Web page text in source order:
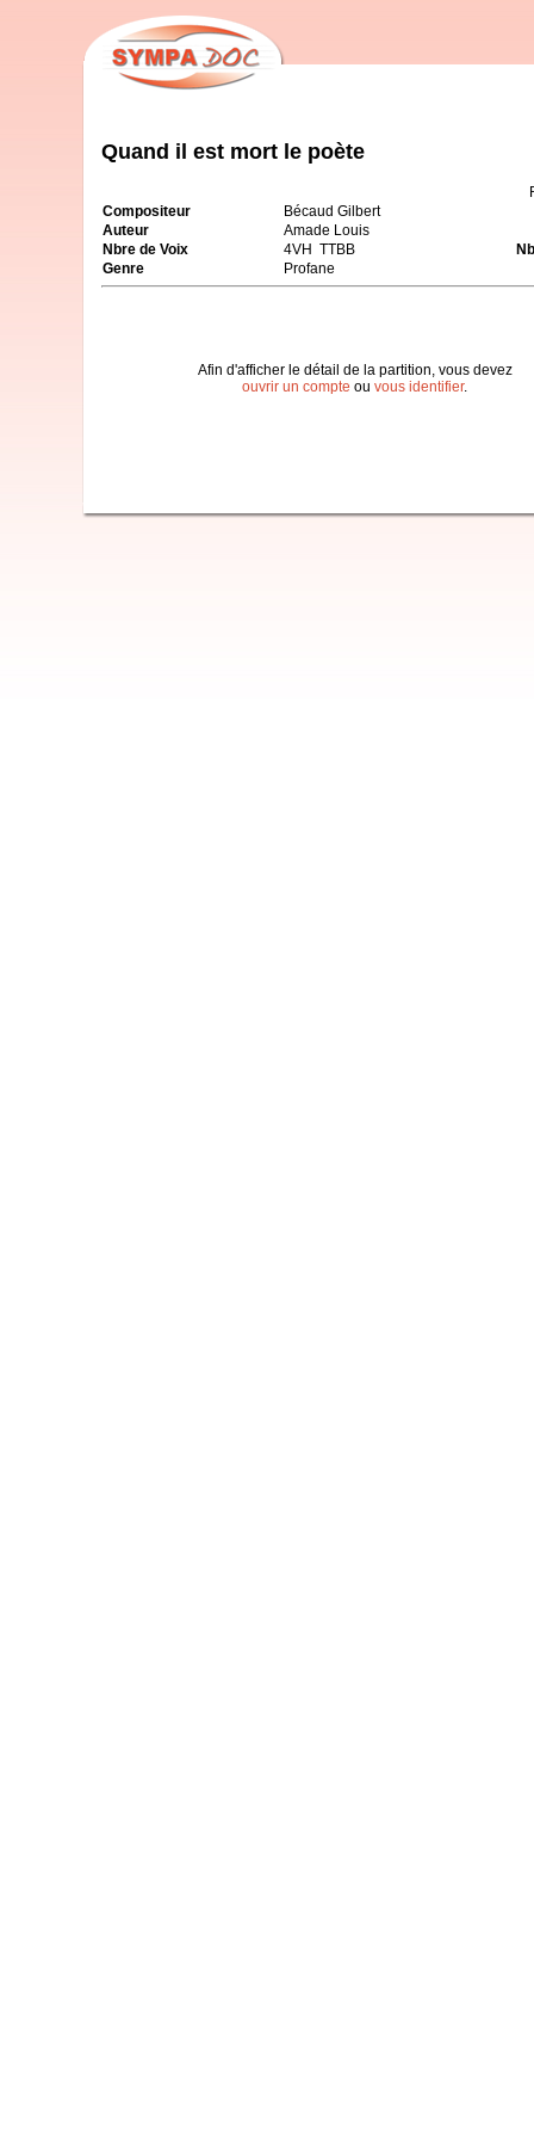
Quand il est mort le poète
Compositeur
Bécaud Gilbert
Auteur
Amade Louis
Nbre de Voix
4VH TTBB
Genre
Profane
Afin d'afficher le détail de la partition, vous devez
ouvrir un compte ou vous identifier.